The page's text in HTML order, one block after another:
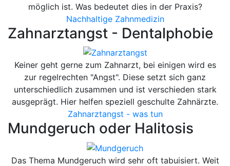
möglich ist. Was bedeutet dies in der Praxis?
Nachhaltige Zahnmedizin
Zahnarztangst - Dentalphobie
Keiner geht gerne zum Zahnarzt, bei einigen wird es
zur regelrechten "Angst". Diese setzt sich ganz
unterschiedlich zusammen und ist verschieden stark
ausgeprägt. Hier helfen speziell geschulte Zahnärzte.
Zahnarztangst - was tun
Mundgeruch oder Halitosis
Das Thema Mundgeruch wird sehr oft tabuisiert. Weit